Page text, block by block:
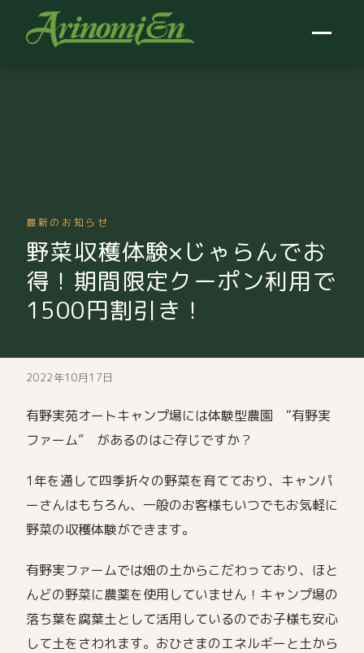
最新のお知らせ
野菜収穫体験×じゃらんでお
得！期間限定クーポン利用で
1500円割引き！
2022年10月17日
有野実苑オートキャンプ場には体験型農園 “有野実
ファーム” があるのはご存じですか？
1年を通して四季折々の野菜を育てており、キャンパ
ーさんはもちろん、一般のお客様もいつでもお気軽に
野菜の収穫体験ができます。
有野実ファームでは畑の土からこだわっており、ほと
んどの野菜に農薬を使用していません！キャンプ場の
落ち葉を腐葉土として活用しているのでお子様も安心
して土をさわれます。おひさまのエネルギーと土から